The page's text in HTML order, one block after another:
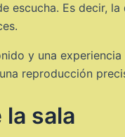
escucha. Es decir,
y una
reproducción
sala